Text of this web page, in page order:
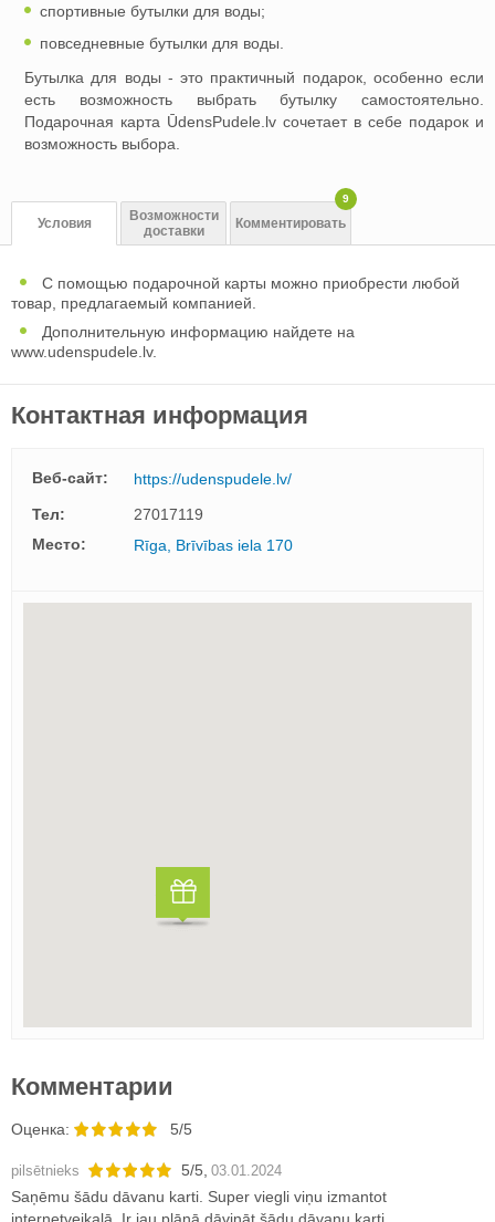
спортивные бутылки для воды;
повседневные бутылки для воды.
Бутылка для воды - это практичный подарок, особенно если
есть возможность выбрать бутылку самостоятельно.
Подарочная карта ŪdensPudele.lv сочетает в себе подарок и
возможность выбора.
Условия
Возможности
доставки
Комментировать
9
С помощью подарочной карты можно приобрести любой
товар, предлагаемый компанией.
Дополнительную информацию найдете на
www.udenspudele.lv.
Контактная информация
Веб-сайт:
https://udenspudele.lv/
Тел:
27017119
Mесто:
Rīga, Brīvības iela 170
Комментарии
Oценка: 5/5
pilsētnieks 5/5 03.01.2024
Saņēmu šādu dāvanu karti. Super viegli viņu izmantot
internetveikalā. Ir jau plānā dāvināt šādu dāvanu karti